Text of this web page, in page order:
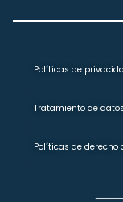
Políticas de
Tratamiento de
Políticas de derecho